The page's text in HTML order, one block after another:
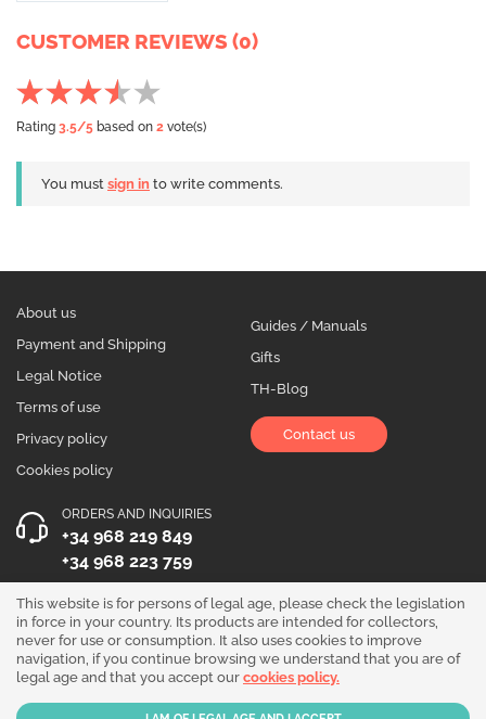
CUSTOMER REVIEWS (0)
Rating 3.5/5 based on 2 vote(s)
You must sign in to write comments.
About us
Payment and Shipping
Legal Notice
Terms of use
Privacy policy
Cookies policy
Guides / Manuals
Gifts
TH-Blog
Contact us
ORDERS AND INQUIRIES
+34 968 219 849
+34 968 223 759
OPENING HOURS
Monday to Friday 10:00 - 19:00
Follow us!
This website is for persons of legal age, please check the legislation
in force in your country. Its products are intended for collectors,
never for use or consumption. It also uses cookies to improve
navigation, if you continue browsing we understand that you are of
legal age and that you accept our cookies policy.